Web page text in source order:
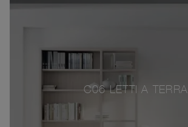
C06 LETTI A TERRA